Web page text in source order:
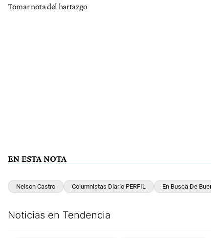
Tomar nota del hartazgo
EN ESTA NOTA
Nelson Castro Columnistas Diario PERFIL En Busca De
Noticias en Tendencia